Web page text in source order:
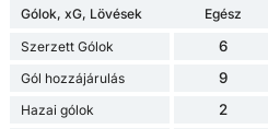
Gólok, xG, Lövések Egész
Szerzett Gólok
6
Gól hozzájárulás 9
Hazai gólok 2